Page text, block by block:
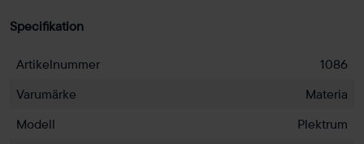
Specifikation
Artikelnummer
1086
Varumärke
Materia
Modell
Plektrum